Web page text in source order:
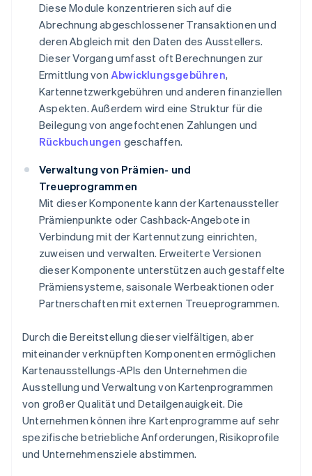
Diese Module konzentrieren sich auf die
Abrechnung abgeschlossener Transaktionen und
deren Abgleich mit den Daten des Ausstellers.
Dieser Vorgang umfasst oft Berechnungen zur
Ermittlung von Abwicklungsgebühren,
Kartennetzwerkgebühren und anderen finanziellen
Aspekten. Außerdem wird eine Struktur für die
Beilegung von angefochtenen Zahlungen und
Rückbuchungen geschaffen.
Verwaltung von Prämien- und
Treueprogrammen
Mit dieser Komponente kann der Kartenaussteller
Prämienpunkte oder Cashback-Angebote in
Verbindung mit der Kartennutzung einrichten,
zuweisen und verwalten. Erweiterte Versionen
dieser Komponente unterstützen auch gestaffelte
Prämiensysteme, saisonale Werbeaktionen oder
Partnerschaften mit externen Treueprogrammen.
Durch die Bereitstellung dieser vielfältigen, aber
miteinander verknüpften Komponenten ermöglichen
Kartenausstellungs-APIs den Unternehmen die
Ausstellung und Verwaltung von Kartenprogrammen
von großer Qualität und Detailgenauigkeit. Die
Unternehmen können ihre Kartenprogramme auf sehr
spezifische betriebliche Anforderungen, Risikoprofile
und Unternehmensziele abstimmen.